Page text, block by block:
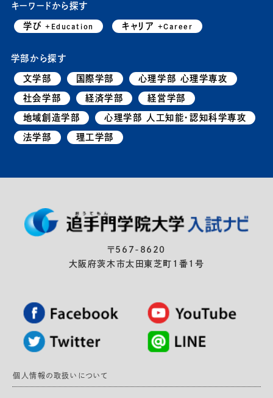
キーワードから探す
学び +Education キャリア +Career
学部から探す
文学部 国際学部 心理学部 心理学専攻
社会学部 経済学部 経営学部
地域創造学部 心理学部 人工知能・認知科学専攻
法学部 理工学部
〒567-8620
大阪府茨木市太田東芝町1番1号
個人情報の取扱いについて